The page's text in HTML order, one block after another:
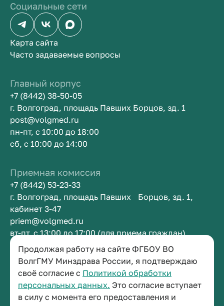
Продолжая работу на сайте ФГБОУ ВО
ВолгГМУ Минздрава России, я подтверждаю
своё согласие с Политикой обработки
персональных данных. Это согласие вступает
в силу с момента его предоставления и
Социальные сети
Карта сайта
Часто задаваемые вопросы
Главный корпус
+7 (8442) 38-50-05
г. Волгоград, площадь Павших Борцов, зд. 1
post@volgmed.ru
пн-пт, с 10:00 до 18:00
сб, с 10:00 до 14:00
Приемная комиссия
+7 (8442) 53-23-33
г. Волгоград, площадь Павших Борцов, зд. 1,
кабинет 3-47
priem@volgmed.ru
вт-пт, с 13:00 до 17:00 (для приема граждан)
Приемная ректора
+7 (8442) 38-50-05
г. Волгоград, площадь Павших Борцов, зд. 1,
кабинет 3-11